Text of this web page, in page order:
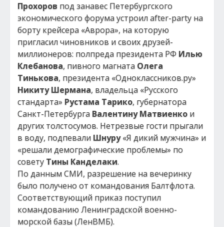
Прохоров под занавес Петербургского
экономического форума устроил after-party на
борту крейсера «Аврора», на которую
пригласил чиновников и своих друзей-
миллионеров: полпреда президента РФ Илью
Клебанова, пивного магната Олега
Тинькова, президента «Одноклассников.ру»
Никиту Шермана, владельца «Русского
стандарта» Рустама Тарико, губернатора
Санкт-Петербурга Валентину Матвиенко и
других толстосумов. Нетрезвые гости прыгали
в воду, подпевали Шнуру«Я дикий мужчина» и
«решали демографические проблемы» по
совету Тины Канделаки.
По данным СМИ, разрешение на вечеринку
было получено от командования Балтфлота.
Соответствующий приказ поступил
командованию Ленинградской военно-
морской базы (ЛенВМБ).